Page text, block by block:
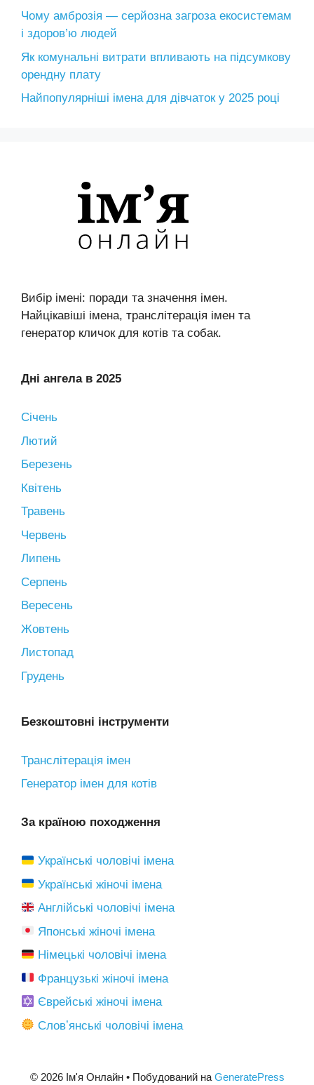
Чому амброзія — серйозна загроза екосистемам
і здоров’ю людей
Як комунальні витрати впливають на підсумкову
орендну плату
Найпопулярніші імена для дівчаток у 2025 році
Вибір імені: поради та значення імен.
Найцікавіші імена, транслітерація імен та
генератор кличок для котів та собак.
Дні ангела в 2025
Січень
Лютий
Березень
Квітень
Травень
Червень
Липень
Серпень
Вересень
Жовтень
Листопад
Грудень
Безкоштовні інструменти
Транслітерація імен
Генератор імен для котів
За країною походження
Українські чоловічі імена
Українські жіночі імена
Англійські чоловічі імена
Японські жіночі імена
Німецькі чоловічі імена
Французькі жіночі імена
Єврейські жіночі імена
Словʼянські чоловічі імена
© 2026 Ім'я Онлайн• Побудований на GeneratePress